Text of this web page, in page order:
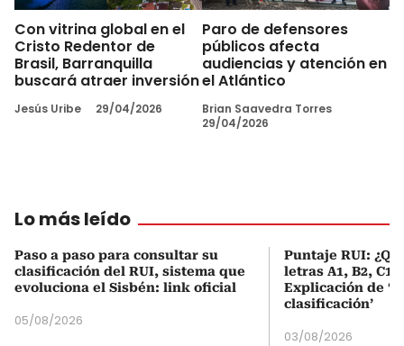
Con vitrina global en el
Cristo Redentor de
Brasil, Barranquilla
buscará atraer inversión
Jesús Uribe 29/04/2026
Paro de defensores
públicos afecta
audiencias y atención en
el Atlántico
Brian Saavedra Torres
29/04/2026
Lo más leído
Paso a paso para consultar su
clasificación del RUI, sistema que
evoluciona el Sisbén: link oficial
05/08/2026
Puntaje RUI:
letras A1, B2, C1
Explicación de
clasificación’
03/08/2026